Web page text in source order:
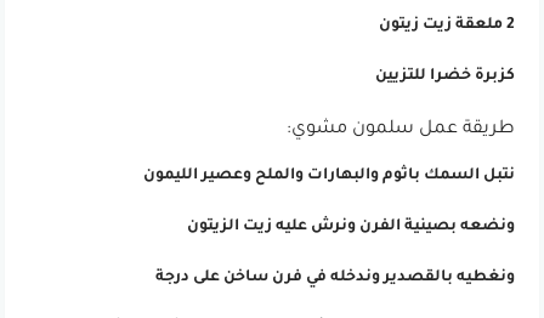
2 ملعقة زيت زيتون
كزبرة خضرا للتزيين
طريقة عمل سلمون مشوي:
نتبل السمك باثوم والبهارات والملح وعصير الليمون
ونضعه بصينية الفرن ونرش عليه زيت الزيتون
ونغطيه بالقصدير وندخله في فرن ساخن على درجة